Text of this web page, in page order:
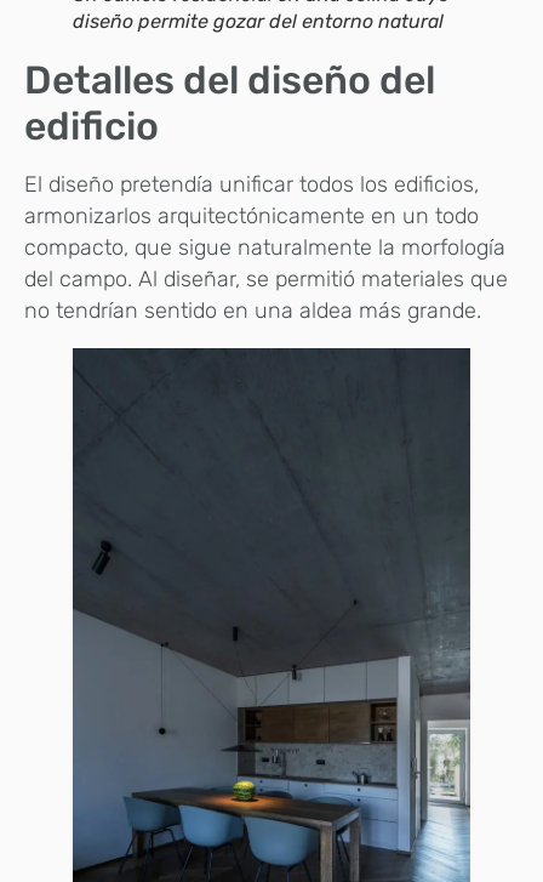
diseño permite gozar del entorno natural
Detalles del diseño del
edificio
El diseño pretendía unificar todos los edificios,
armonizarlos arquitectónicamente en un todo
compacto, que sigue naturalmente la morfología
del campo. Al diseñar, se permitió materiales que
no tendrían sentido en una aldea más grande.